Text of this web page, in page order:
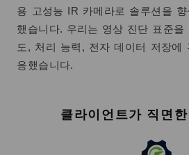
용 고성능 IR 카메라로 솔루션을
했습니다. 우리는 영상 진단 표준을
도, 처리 능력, 전자 데이터 저장에
응했습니다.
클라이언트가 직면한